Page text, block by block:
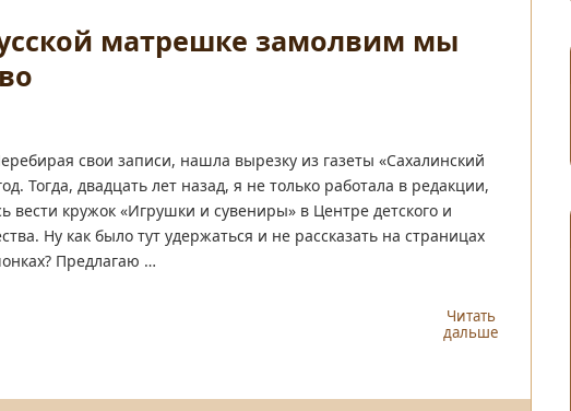
матрешке замолвим мы
свои записи, нашла вырезку из газеты «Сахалинский
Тогда, двадцать лет назад, я не только работала в редакции,
вести кружок «Игрушки и сувениры» в Центре детского и
Ну как было тут удержаться и не рассказать на страницах
Предлагаю …
Читать
дальше